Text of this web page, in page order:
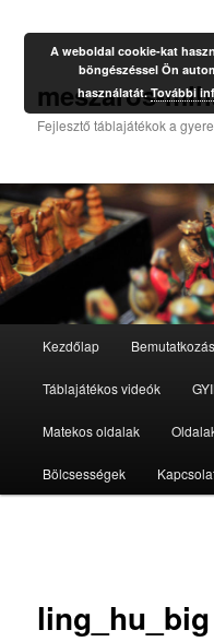
meszaros-
Fejlesztő táblajátékok a
Tovább
az
elsődleges
tartalomra
Kezdőlap Bemutatkozás
Táblajátékos videók
Matekos oldalak
Bölcsességek
ling_hu_big
A weboldal cookie-kat
böngészéssel Ön
használatát.További